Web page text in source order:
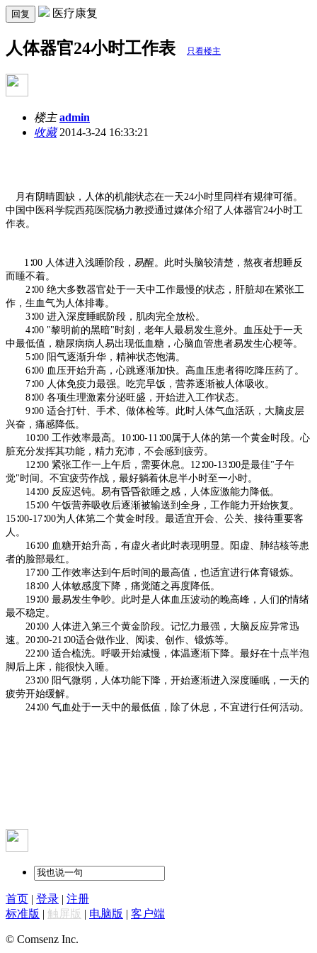
回复 医疗康复
人体器官24小时工作表 只看楼主
楼主 admin
收藏2014-3-24 16:33:21
月有阴晴圆缺，人体的机能状态在一天24小时里同样有规律可循。
中国中医科学院西苑医院杨力教授通过媒体介绍了人体器官24小时工
作表。
1∶00 人体进入浅睡阶段，易醒。此时头脑较清楚，熬夜者想睡反
而睡不着。
2∶00 绝大多数器官处于一天中工作最慢的状态，肝脏却在紧张工
作，生血气为人体排毒。
3∶00 进入深度睡眠阶段，肌肉完全放松。
4∶00 "黎明前的黑暗"时刻，老年人最易发生意外。血压处于一天
中最低值，糖尿病病人易出现低血糖，心脑血管患者易发生心梗等。
5∶00 阳气逐渐升华，精神状态饱满。
6∶00 血压开始升高，心跳逐渐加快。高血压患者得吃降压药了。
7∶00 人体免疫力最强。吃完早饭，营养逐渐被人体吸收。
8∶00 各项生理激素分泌旺盛，开始进入工作状态。
9∶00 适合打针、手术、做体检等。此时人体气血活跃，大脑皮层
兴奋，痛感降低。
10∶00 工作效率最高。10∶00-11∶00属于人体的第一个黄金时段。心
脏充分发挥其功能，精力充沛，不会感到疲劳。
12∶00 紧张工作一上午后，需要休息。12∶00-13∶00是最佳"子午
觉"时间。不宜疲劳作战，最好躺着休息半小时至一小时。
14∶00 反应迟钝。易有昏昏欲睡之感，人体应激能力降低。
15∶00 午饭营养吸收后逐渐被输送到全身，工作能力开始恢复。
15∶00-17∶00为人体第二个黄金时段。最适宜开会、公关、接待重要客
人。
16∶00 血糖开始升高，有虚火者此时表现明显。阳虚、肺结核等患
者的脸部最红。
17∶00 工作效率达到午后时间的最高值，也适宜进行体育锻炼。
18∶00 人体敏感度下降，痛觉随之再度降低。
19∶00 最易发生争吵。此时是人体血压波动的晚高峰，人们的情绪
最不稳定。
20∶00 人体进入第三个黄金阶段。记忆力最强，大脑反应异常迅
速。20∶00-21∶00适合做作业、阅读、创作、锻炼等。
22∶00 适合梳洗。呼吸开始减慢，体温逐渐下降。最好在十点半泡
脚后上床，能很快入睡。
23∶00 阳气微弱，人体功能下降，开始逐渐进入深度睡眠，一天的
疲劳开始缓解。
24∶00 气血处于一天中的最低值，除了休息，不宜进行任何活动。
首页 | 登录 | 注册
标准版 | 触屏版 | 电脑版 | 客户端
© Comsenz Inc.